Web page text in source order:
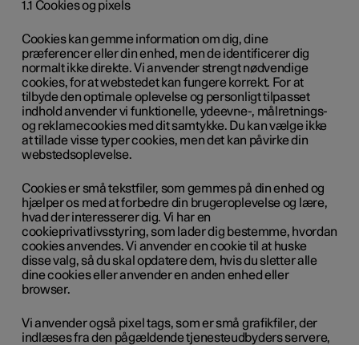
1.1 Cookies og pixels
Cookies kan gemme information om dig, dine
præferencer eller din enhed, men de identificerer dig
normalt ikke direkte. Vi anvender strengt nødvendige
cookies, for at webstedet kan fungere korrekt. For at
tilbyde den optimale oplevelse og personligt tilpasset
indhold anvender vi funktionelle, ydeevne-, målretnings-
og reklamecookies med dit samtykke. Du kan vælge ikke
at tillade visse typer cookies, men det kan påvirke din
webstedsoplevelse.
Cookies er små tekstfiler, som gemmes på din enhed og
hjælper os med at forbedre din brugeroplevelse og lære,
hvad der interesserer dig. Vi har en
cookieprivatlivsstyring, som lader dig bestemme, hvordan
cookies anvendes. Vi anvender en cookie til at huske
disse valg, så du skal opdatere dem, hvis du sletter alle
dine cookies eller anvender en anden enhed eller
browser.
Vi anvender også pixel tags, som er små grafikfiler, der
indlæses fra den pågældende tjenesteudbyders servere,